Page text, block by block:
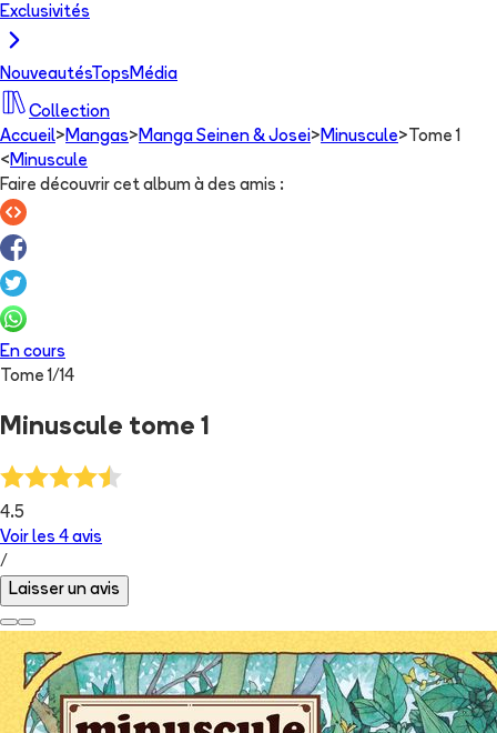
Exclusivités
NouveautésTops Média
Collection
Accueil> Mangas> Manga Seinen & Josei> Minuscule> Tome 1
< Minuscule
Faire découvrir cet album à des amis :
En cours
Tome1/14
Minuscule tome 1
4.5
Voir les 4 avis
/
Laisser un avis